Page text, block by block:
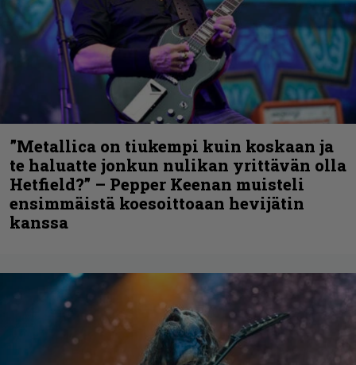
”Metallica on tiukempi kuin koskaan ja
te haluatte jonkun nulikan yrittävän olla
Hetfield?” – Pepper Keenan muisteli
ensimmäistä koesoittoaan hevijätin
kanssa